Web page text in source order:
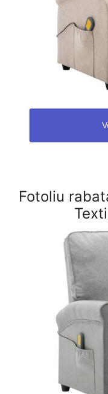
Fotoliu